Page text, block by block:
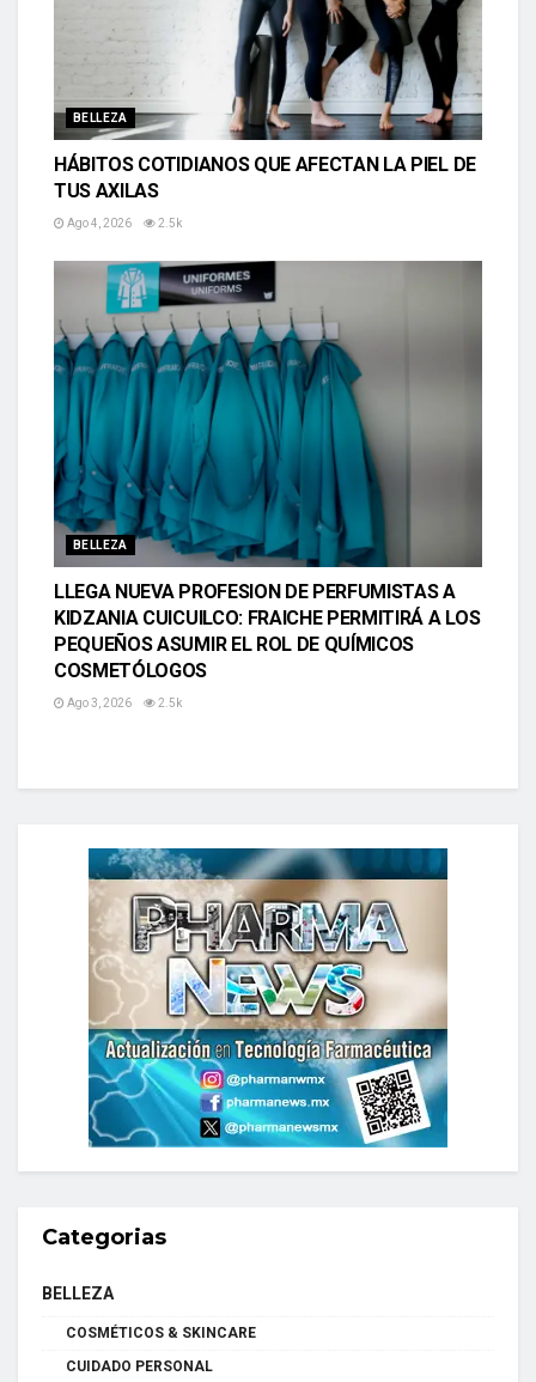
BELLEZA
HÁBITOS COTIDIANOS QUE AFECTAN LA PIEL DE
TUS AXILAS
Ago 4, 2026 2.5k
BELLEZA
LLEGA NUEVA PROFESION DE PERFUMISTAS A
KIDZANIA CUICUILCO: FRAICHE PERMITIRÁ A LOS
PEQUEÑOS ASUMIR EL ROL DE QUÍMICOS
COSMETÓLOGOS
Ago 3, 2026 2.5k
Categorias
BELLEZA
COSMÉTICOS & SKINCARE
CUIDADO PERSONAL